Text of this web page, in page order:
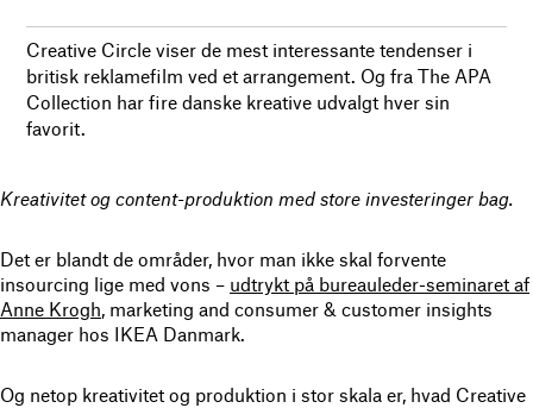
Creative Circle viser de mest interessante tendenser i
britisk reklamefilm ved et arrangement. Og fra The APA
Collection har fire danske kreative udvalgt hver sin
favorit.
Kreativitet og content-produktion med store investeringer bag.
Det er blandt de områder, hvor man ikke skal forvente
insourcing lige med vons – udtrykt på bureauleder-seminaret af
Anne Krogh, marketing and consumer & customer insights
manager hos IKEA Danmark.
Og netop kreativitet og produktion i stor skala er, hvad Creative